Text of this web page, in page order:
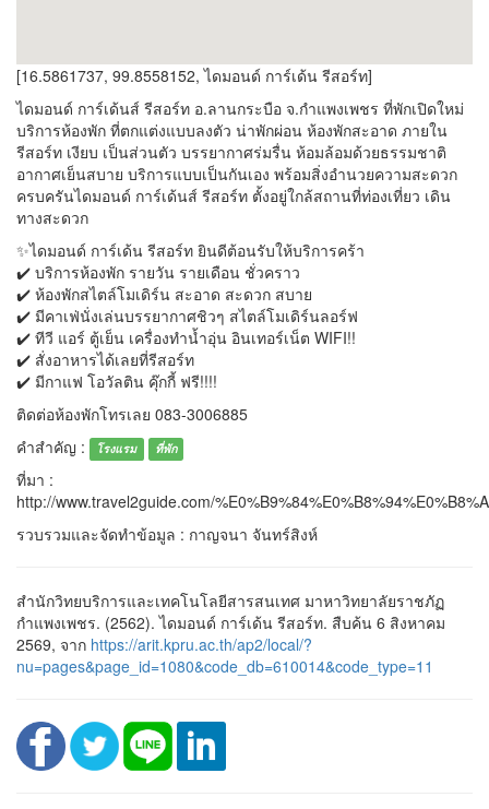
[16.5861737, 99.8558152, ไดมอนด์ การ์เด้น รีสอร์ท]
ไดมอนด์ การ์เด้นส์ รีสอร์ท อ.ลานกระบือ จ.กำแพงเพชร ที่พักเปิดใหม่
บริการห้องพัก ที่ตกแต่งแบบลงตัว น่าพักผ่อน ห้องพักสะอาด ภายใน
รีสอร์ท เงียบ เป็นส่วนตัว บรรยากาศร่มรื่น ห้อมล้อมด้วยธรรมชาติ
อากาศเย็นสบาย บริการแบบเป็นกันเอง พร้อมสิ่งอำนวยความสะดวก
ครบครันไดมอนด์ การ์เด้นส์ รีสอร์ท ตั้งอยู่ใกล้สถานที่ท่องเที่ยว เดิน
ทางสะดวก
✨ไดมอนด์ การ์เด้น รีสอร์ท ยินดีต้อนรับให้บริการคร้า
✔️ บริการห้องพัก รายวัน รายเดือน ชั่วคราว
✔️ ห้องพักสไตล์โมเดิร์น สะอาด สะดวก สบาย
✔️ มีคาเฟ่นั่งเล่นบรรยากาศชิวๆ สไตล์โมเดิร์นลอร์ฟ
✔️ ทีวี แอร์ ตู้เย็น เครื่องทำน้ำอุ่น อินเทอร์เน็ต WIFI!!
✔️ สั่งอาหารได้เลยที่รีสอร์ท
✔️ มีกาแฟ โอวัลติน คุ๊กกี้ ฟรี!!!!
ติดต่อห้องพักโทรเลย 083-3006885
คำสำคัญ :
โรงแรม ที่พัก
ที่มา :
http://www.travel2guide.com/
รวบรวมและจัดทำข้อมูล : กาญจนา จันทร์สิงห์
สำนักวิทยบริการและเทคโนโลยีสารสนเทศ มาหาวิทยาลัยราชภัฏ
กำแพงเพชร. (2562). ไดมอนด์ การ์เด้น รีสอร์ท. สืบค้น 6 สิงหาคม
2569, จาก https://arit.kpru.ac.th/ap2/local/?
nu=pages&page_id=1080&code_db=610014&code_type=11